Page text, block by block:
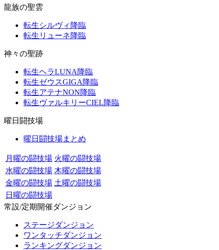
龍族の聖雲
転生シルヴィ降臨
転生リューネ降臨
神々の聖跡
転生ヘラLUNA降臨
転生ゼウスGIGA降臨
転生アテナNON降臨
転生ヴァルキリーCIEL降臨
曜日闘技場
曜日闘技場まとめ
月曜の闘技場 火曜の闘技場
水曜の闘技場 木曜の闘技場
金曜の闘技場 土曜の闘技場
日曜の闘技場
常設/定期開催ダンジョン
ステージダンジョン
ワンタッチダンジョン
ランキングダンジョン